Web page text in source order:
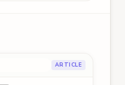
ARTICLE